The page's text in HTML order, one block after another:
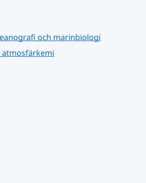
och marinbiologi